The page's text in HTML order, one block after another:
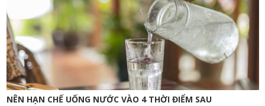
NÊN HẠN CHẾ UỐNG NƯỚC VÀO 4 THỜI ĐIỂM SAU